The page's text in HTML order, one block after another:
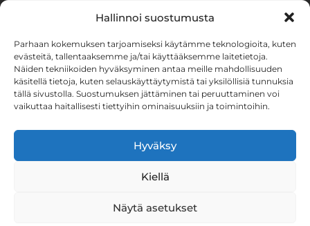
Hallinnoi suostumusta
Parhaan kokemuksen tarjoamiseksi käytämme teknologioita, kuten
evästeitä, tallentaaksemme ja/tai käyttääksemme laitetietoja.
Näiden tekniikoiden hyväksyminen antaa meille mahdollisuuden
käsitellä tietoja, kuten selauskäyttäytymistä tai yksilöllisiä tunnuksia
tällä sivustolla. Suostumuksen jättäminen tai peruuttaminen voi
vaikuttaa haitallisesti tiettyihin ominaisuuksiin ja toimintoihin.
Hyväksy
Kiellä
Näytä asetukset
Yhteystiedot
050 3293246
2861186-6 (Stener Oy)
Tutustu homekoirien
työhön somessa